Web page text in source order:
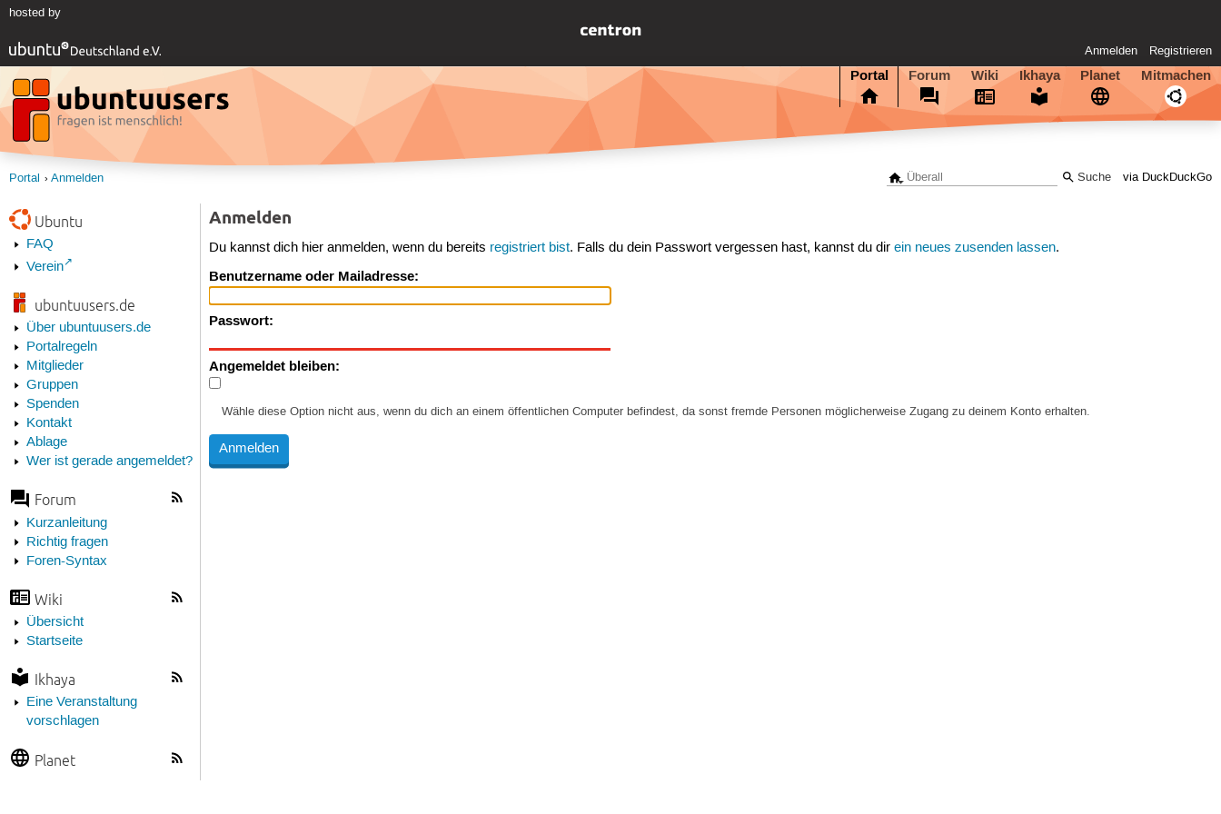
hosted by
Anmelden Registrieren
Portal Forum Wiki Ikhaya Planet Mitmachen
via DuckDuckGo
Portal Anmelden
Ubuntu
FAQ
Verein
ubuntuusers.de
Über ubuntuusers.de
Portalregeln
Mitglieder
Gruppen
Spenden
Kontakt
Ablage
Wer ist gerade angemeldet?
Forum
Kurzanleitung
Richtig fragen
Foren-Syntax
Wiki
Übersicht
Startseite
Ikhaya
Eine Veranstaltung
vorschlagen
Planet
Anmelden
Du kannst dich hier anmelden, wenn du bereits registriert bist. Falls du dein Passwort vergessen hast, kannst du direin neues zusenden lassen.
Benutzername oder Mailadresse:
Passwort:
Angemeldet bleiben:
Wähle diese Option nicht aus, wenn du dich an einem öffentlichen Computer befindest, da sonst fremde Personen möglicherweise Zugang zu deinem Konto erhalten.